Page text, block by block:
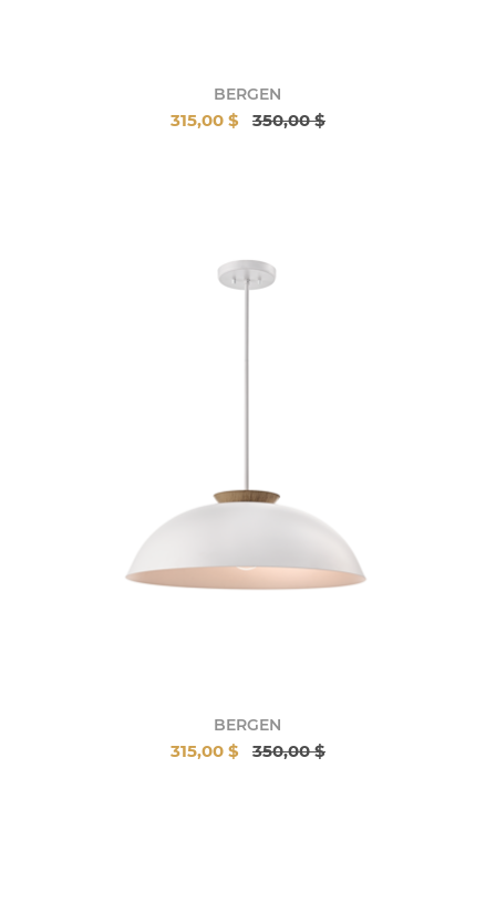
BERGEN
315,00 $ 350,00 $
BERGEN
315,00 $ 350,00 $